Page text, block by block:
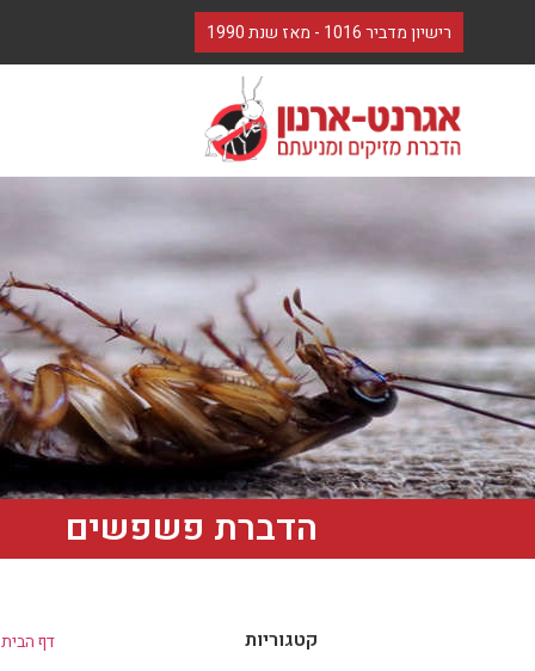
רישיון מדביר 1016 - מאז שנת 1990
הדברת פשפשים
קטגוריות
דף הבית